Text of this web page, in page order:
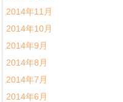
2014年11月
2014年10月
2014年9月
2014年8月
2014年7月
2014年6月